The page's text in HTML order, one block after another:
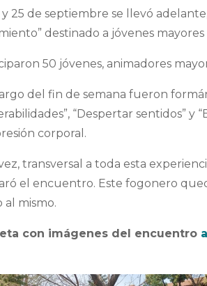
y 25 de septiembre se llevó
destinado a jóvenes
50 jóvenes, animadores
del fin de semana fueron
“Despertar sentidos” y
corporal.
transversal a toda esta
el encuentro. Este fogonero
al mismo.
con imágenes del encuentro